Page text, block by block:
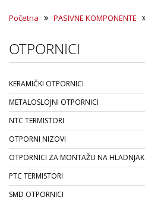
Početna PASIVNE KOMPONENTE
OTPORNICI
KERAMIČKI OTPORNICI
METALOSLOJNI OTPORNICI
NTC TERMISTORI
OTPORNI NIZOVI
OTPORNICI ZA MONTAŽU NA HLADNJAK
PTC TERMISTORI
SMD OTPORNICI